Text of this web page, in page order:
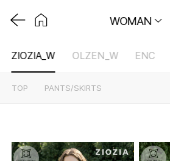
WOMAN
ZIOZIA_W OLZEN_W ENC
TOP PANTS/SKIRTS